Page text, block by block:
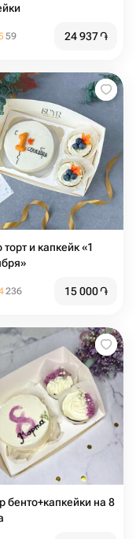
59 24 937֏
торт и капкейк «1
236 15 000֏
бенто+капкейки на 8